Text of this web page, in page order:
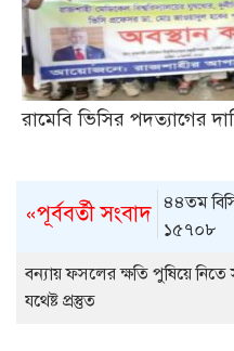
রামেবি ভিসির পদত্যাগের
«পূর্ববর্তী সংবাদ ৪৪তম
১৫৭০৮
বন্যায় ফসলের ক্ষতি পুষিয়ে
যথেষ্ট প্রস্তুত